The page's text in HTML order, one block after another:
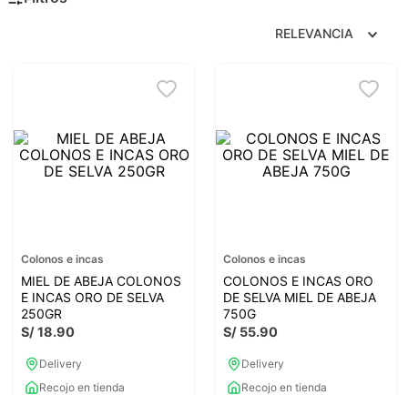
glicinato magnesio
7.
magnesio
stevia
RELEVANCIA
Colonos e incas
MIEL DE ABEJA COLONOS
E INCAS ORO DE SELVA
250GR
S/18.90
Delivery
Recojo en tienda
Colonos e incas
COLONOS E INCAS ORO
DE SELVA MIEL DE ABEJA
750G
S/ 55.90
Delivery
Recojo en tienda